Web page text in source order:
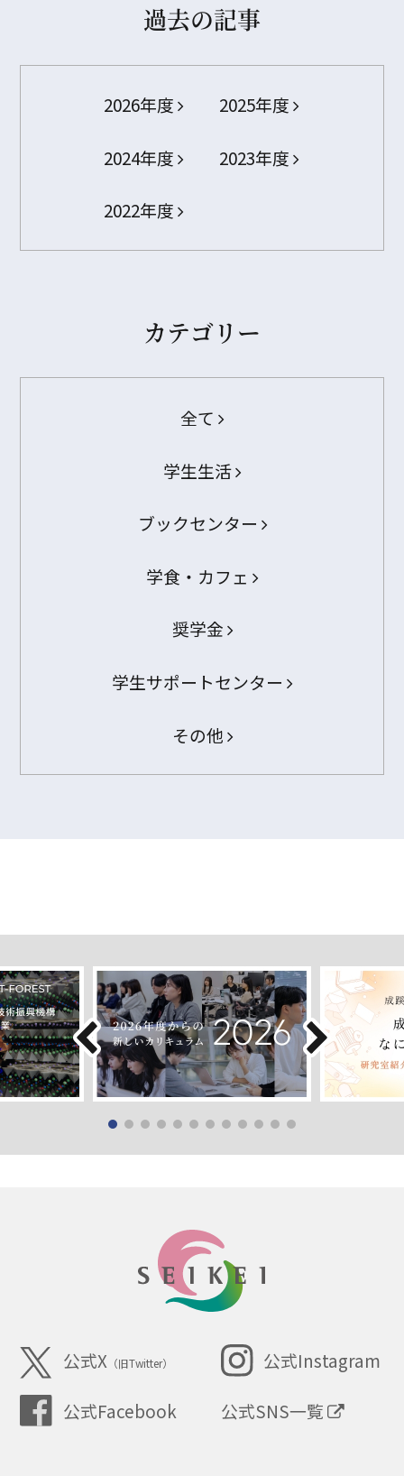
過去の記事
2026年度 2025年度
2024年度 2023年度
2022年度
カテゴリー
全て
学生生活
ブックセンター
学食・カフェ
奨学金
学生サポートセンター
その他
公式X （旧Twitter） 公式Instagram
公式Facebook 公式SNS一覧